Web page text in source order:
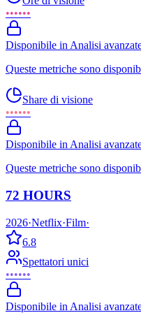
••••••
Disponibile in Analisi
Queste metriche sono
Share di visione
••••••
Disponibile in Analisi
Queste metriche sono
72 HOURS
2026·Netflix·Film·
6.8
Spettatori unici
••••••
Disponibile in Analisi